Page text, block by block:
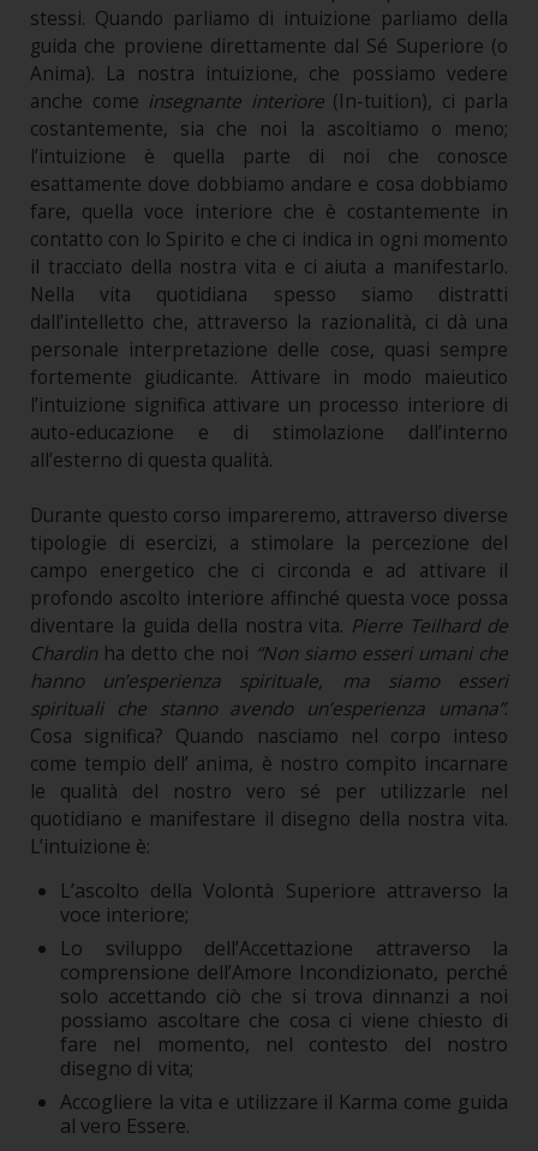
stessi. Quando parliamo di intuizione parliamo della
guida che proviene direttamente dal Sé Superiore (o
Anima). La nostra intuizione, che possiamo vedere
anche come insegnante interiore(In-tuition), ci parla
costantemente, sia che noi la ascoltiamo o meno;
l’intuizione è quella parte di noi che conosce
esattamente dove dobbiamo andare e cosa dobbiamo
fare, quella voce interiore che è costantemente in
contatto con lo Spirito e che ci indica in ogni momento
il tracciato della nostra vita e ci aiuta a manifestarlo.
Nella vita quotidiana spesso siamo distratti
dall’intelletto che, attraverso la razionalità, ci dà una
personale interpretazione delle cose, quasi sempre
fortemente giudicante. Attivare in modo maieutico
l’intuizione significa attivare un processo interiore di
auto-educazione e di stimolazione dall’interno
all’esterno di questa qualità.
Durante questo corso impareremo, attraverso diverse
tipologie di esercizi, a stimolare la percezione del
campo energetico che ci circonda e ad attivare il
profondo ascolto interiore affinché questa voce possa
diventare la guida della nostra vita. Pierre Teilhard de
Chardinha detto che noi “Non siamo esseri umani che
hanno un’esperienza spirituale, ma siamo esseri
spirituali che stanno avendo un’esperienza umana”.
Cosa significa? Quando nasciamo nel corpo inteso
come tempio dell’ anima, è nostro compito incarnare
le qualità del nostro vero sé per utilizzarle nel
quotidiano e manifestare il disegno della nostra vita.
L’intuizione è:
L’ascolto della Volontà Superiore attraverso la
voce interiore;
Lo sviluppo dell’Accettazione attraverso la
comprensione dell’Amore Incondizionato, perché
solo accettando ciò che si trova dinnanzi a noi
possiamo ascoltare che cosa ci viene chiesto di
fare nel momento, nel contesto del nostro
disegno di vita;
Accogliere la vita e utilizzare il Karma come guida
al vero Essere.